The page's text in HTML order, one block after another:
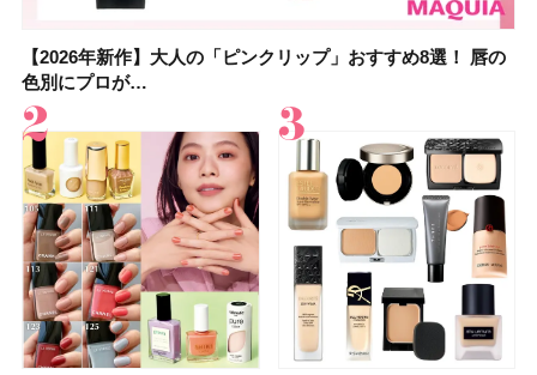
【2026年新作】大人の「ピンクリップ」おすすめ8選！ 唇の
色別にプロが…
【上田竜也さんのマイベストコスメ５選】大人になって開眼
したからこそ愛が深…
【2026年新作】大人の「ピンクリップ」おすすめ8選！ 唇の
色別にプロが…
【2026夏】「香水・フレグランス」ランキングTOP5！＜美
容マニア・マ…
【2026年最新】ダイエットや腸活におすすめの食品・ドリン
ク6選！ 美活…
【2026年夏】40代におすすめの髪型30選！ 若く見える・手
入れが楽な…
【フォロー＆いいねで当たる】中国割烹旅館 掬水亭の宿泊券
を1組2名様にプ…
【セザンヌ】8/7新色追加！「ウォータリーティントリップ
」10モモピュ…